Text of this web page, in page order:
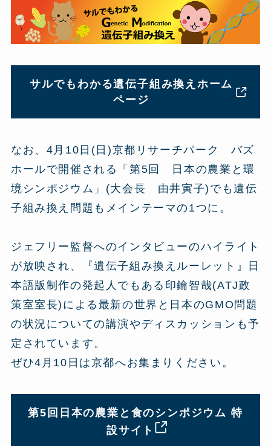
サルでもわかる遺伝子組み換えホーム
ページ
なお、4月10日(日)京都リサーチパーク バズ
ホールで開催される「第5回 日本の農業と環
境シンポジウム」(大会長 由井寅子)でも遺伝
子組み換え問題もメインテーマの1つに。
ジェフリー監督へのインタビューのハイライト
が放映され、『遺伝子組み換えルーレット』日
本語版制作の発起人でもある印鑰智哉(ATJ政
策室室長)による最新の世界と日本のGMO問題
の状況についての講演やディスカッションも予
定されています。
ぜひ4月10日は京都へお集まりください。
第5回日本の農業と食のシンポジウム 特
設サイト